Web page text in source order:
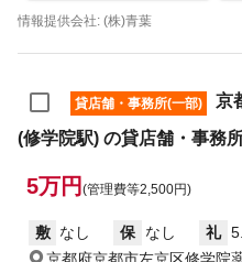
情報提供会社: (株)青葉
貸店舗・事務所(一部)
京
(修学院駅) の貸店舗・事務
5万円 (管理費等2,500円)
敷 なし 保 なし 礼
京都府京都市左京区修学院